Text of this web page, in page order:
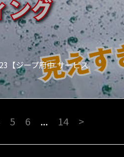
【ジープ府中 サービス
5 6 ... 14 >